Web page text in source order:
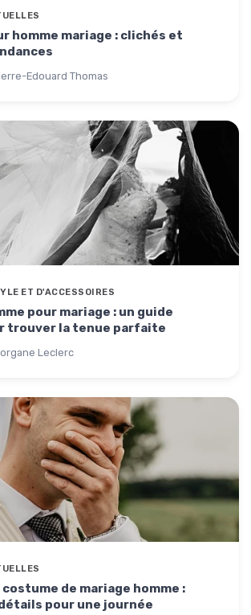
homme mariage : clichés et
Edouard Thomas
ET D'ACCESSOIRES
pour mariage : un guide
trouver la tenue parfaite
Leclerc
costume de mariage homme :
pour une journée